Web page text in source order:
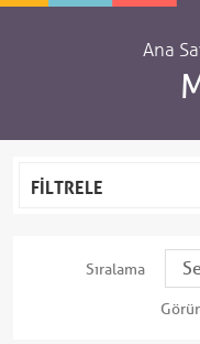
Ana
FILTRELE
Sıralama